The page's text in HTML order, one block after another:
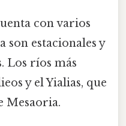
con varios
son estacionales y
Los ríos más
y el Yialias, que
Mesaoria.